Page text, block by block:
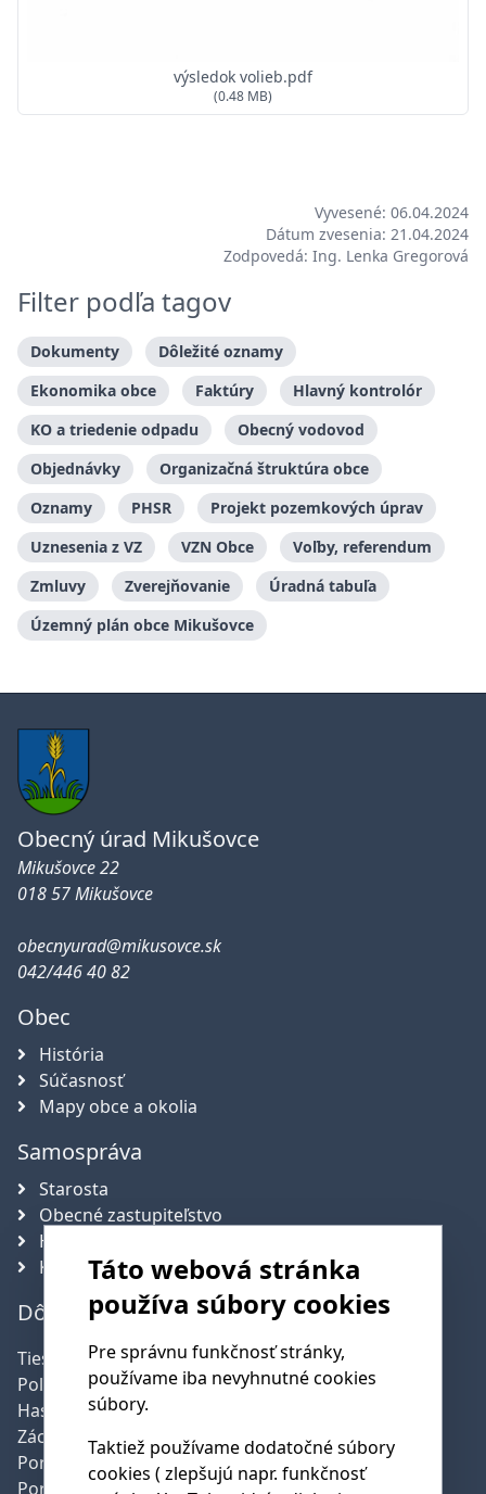
výsledok volieb.pdf
(0.48 MB)
Vyvesené: 06.04.2024
Dátum zvesenia: 21.04.2024
Zodpovedá: Ing. Lenka Gregorová
Filter podľa tagov
Dokumenty
Dôležité oznamy
Ekonomika obce
Faktúry
Hlavný kontrolór
KO a triedenie odpadu
Obecný vodovod
Objednávky
Organizačná štruktúra obce
Oznamy
PHSR
Projekt pozemkových úprav
Uznesenia z VZ
VZN Obce
Voľby, referendum
Zmluvy
Zverejňovanie
Úradná tabuľa
Územný plán obce Mikušovce
Obecný úrad Mikušovce
Mikušovce 22
018 57 Mikušovce
obecnyurad@mikusovce.sk
042/446 40 82
Obec
História
Súčasnosť
Mapy obce a okolia
Samospráva
Starosta
Obecné zastupiteľstvo
Hlavný kontrolór obce
Komisie
Dôležité telefónne čísla
Tiesňová linka:112
Polícia:
158
Hasičská služba:
Záchranná služba:
155
Poruchy SSE: 0800 159 000
Poruchy SPP: 0850 111 727
Táto webová stránka
používa súbory cookies
Pre správnu funkčnosť stránky,
používame iba nevyhnutné cookies
súbory.
Taktiež používame dodatočné súbory
cookies ( zlepšujú napr. funkčnosť